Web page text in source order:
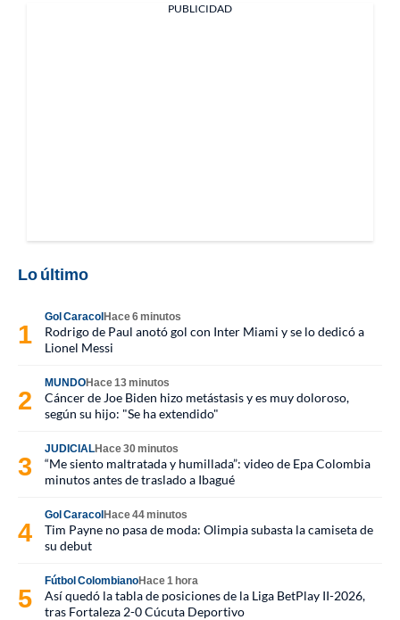
PUBLICIDAD
Lo último
Gol CaracolHace 6 minutos
Rodrigo de Paul anotó gol con Inter Miami y se lo dedicó a
Lionel Messi
MUNDOHace 13 minutos
Cáncer de Joe Biden hizo metástasis y es muy doloroso,
según su hijo: "Se ha extendido"
JUDICIALHace 30 minutos
“Me siento maltratada y humillada”: video de Epa Colombia
minutos antes de traslado a Ibagué
Gol CaracolHace 44 minutos
Tim Payne no pasa de moda: Olimpia subasta la camiseta de
su debut
Fútbol ColombianoHace 1 hora
Así quedó la tabla de posiciones de la Liga BetPlay II-2026,
tras Fortaleza 2-0 Cúcuta Deportivo